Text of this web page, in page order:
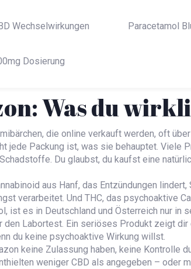
Wechselwirkungen Paracetamol
Dosierung
Was du
die online verkauft werden, oft
jede Packung ist, was sie behauptet. Viele
Du glaubst, du kaufst eine
aus Hanf, das Entzündungen
verarbeitet. Und THC, das psychoaktive
, ist es in Deutschland und Österreich nur in
Labortest. Ein seriöses Produkt zeigt dir
du keine psychoaktive Wirkung willst.
keine Zulassung haben, keine Kontrolle
weniger CBD als angegeben – oder